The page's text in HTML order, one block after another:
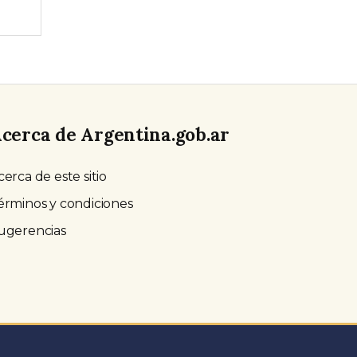
de Argentina.gob.ar
de este sitio
y condiciones